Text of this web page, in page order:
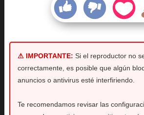
⚠ IMPORTANTE: Si el reproductor no
correctamente, es posible que algún
anuncios o antivirus esté interfiriendo.
Te recomendamos revisar las